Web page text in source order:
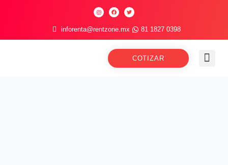
inforenta@rentzone.mx 81 1827 0398
COTIZAR